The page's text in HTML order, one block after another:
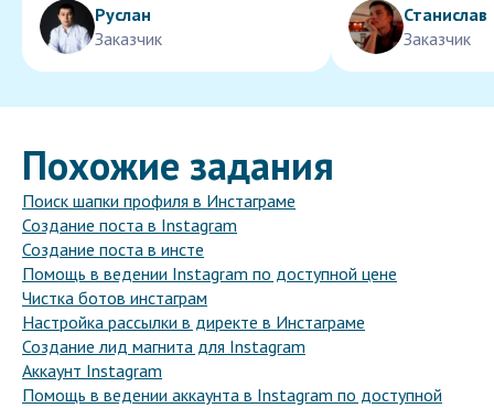
Руслан
Заказчик
Станислав
Заказчик
Похожие задания
Поиск шапки профиля в Инстаграме
Создание поста в Instagram
Создание поста в инсте
Помощь в ведении Instagram по доступной цене
Чистка ботов инстаграм
Настройка рассылки в директе в Инстаграме
Создание лид магнита для Instagram
Аккаунт Instagram
Помощь в ведении аккаунта в Instagram по доступной